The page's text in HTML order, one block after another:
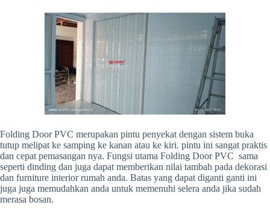
Folding Door PVC merupakan pintu penyekat dengan sistem buka
tutup melipat ke samping ke kanan atau ke kiri. pintu ini sangat praktis
dan cepat pemasangan nya. Fungsi utama Folding Door PVC sama
seperti dinding dan juga dapat memberikan nilai tambah pada dekorasi
dan furniture interior rumah anda. Batas yang dapat diganti ganti ini
juga juga memudahkan anda untuk memenuhi selera anda jika sudah
merasa bosan.